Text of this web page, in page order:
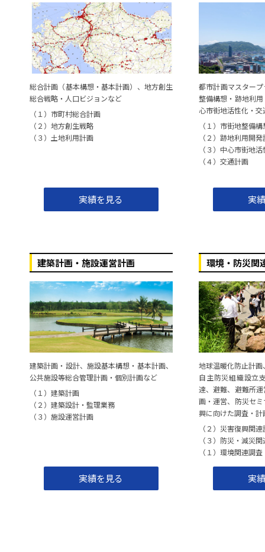
総合計画（基本構想・基本計画）、地方創生
総合戦略・人口ビジョンなど
（１）市町村総合計画
（２）地方創生戦略
（３）土地利用計画
実績を見る
都市計画マスター
整備構想・跡地利
心市街地活性化・
（１）市街地整備構
（２）跡地利用開
（３）中心市街地
（４）交通計画
実
建築計画・施設運営計画
建築計画・設計、施設基本構想・基本計画、
公共施設等総合管理計画・個別計画など
（１）建築計画
（２）建築設計・監理業務
（３）施設運営計画
実績を見る
環境・防災関
地球温暖化防止計
自主防災組織設立
達、避難、避難所
画・運営、防災セ
興に向けた調査・計
（２）災害復興関
（３）防災・減災
（１）環境関連調
実